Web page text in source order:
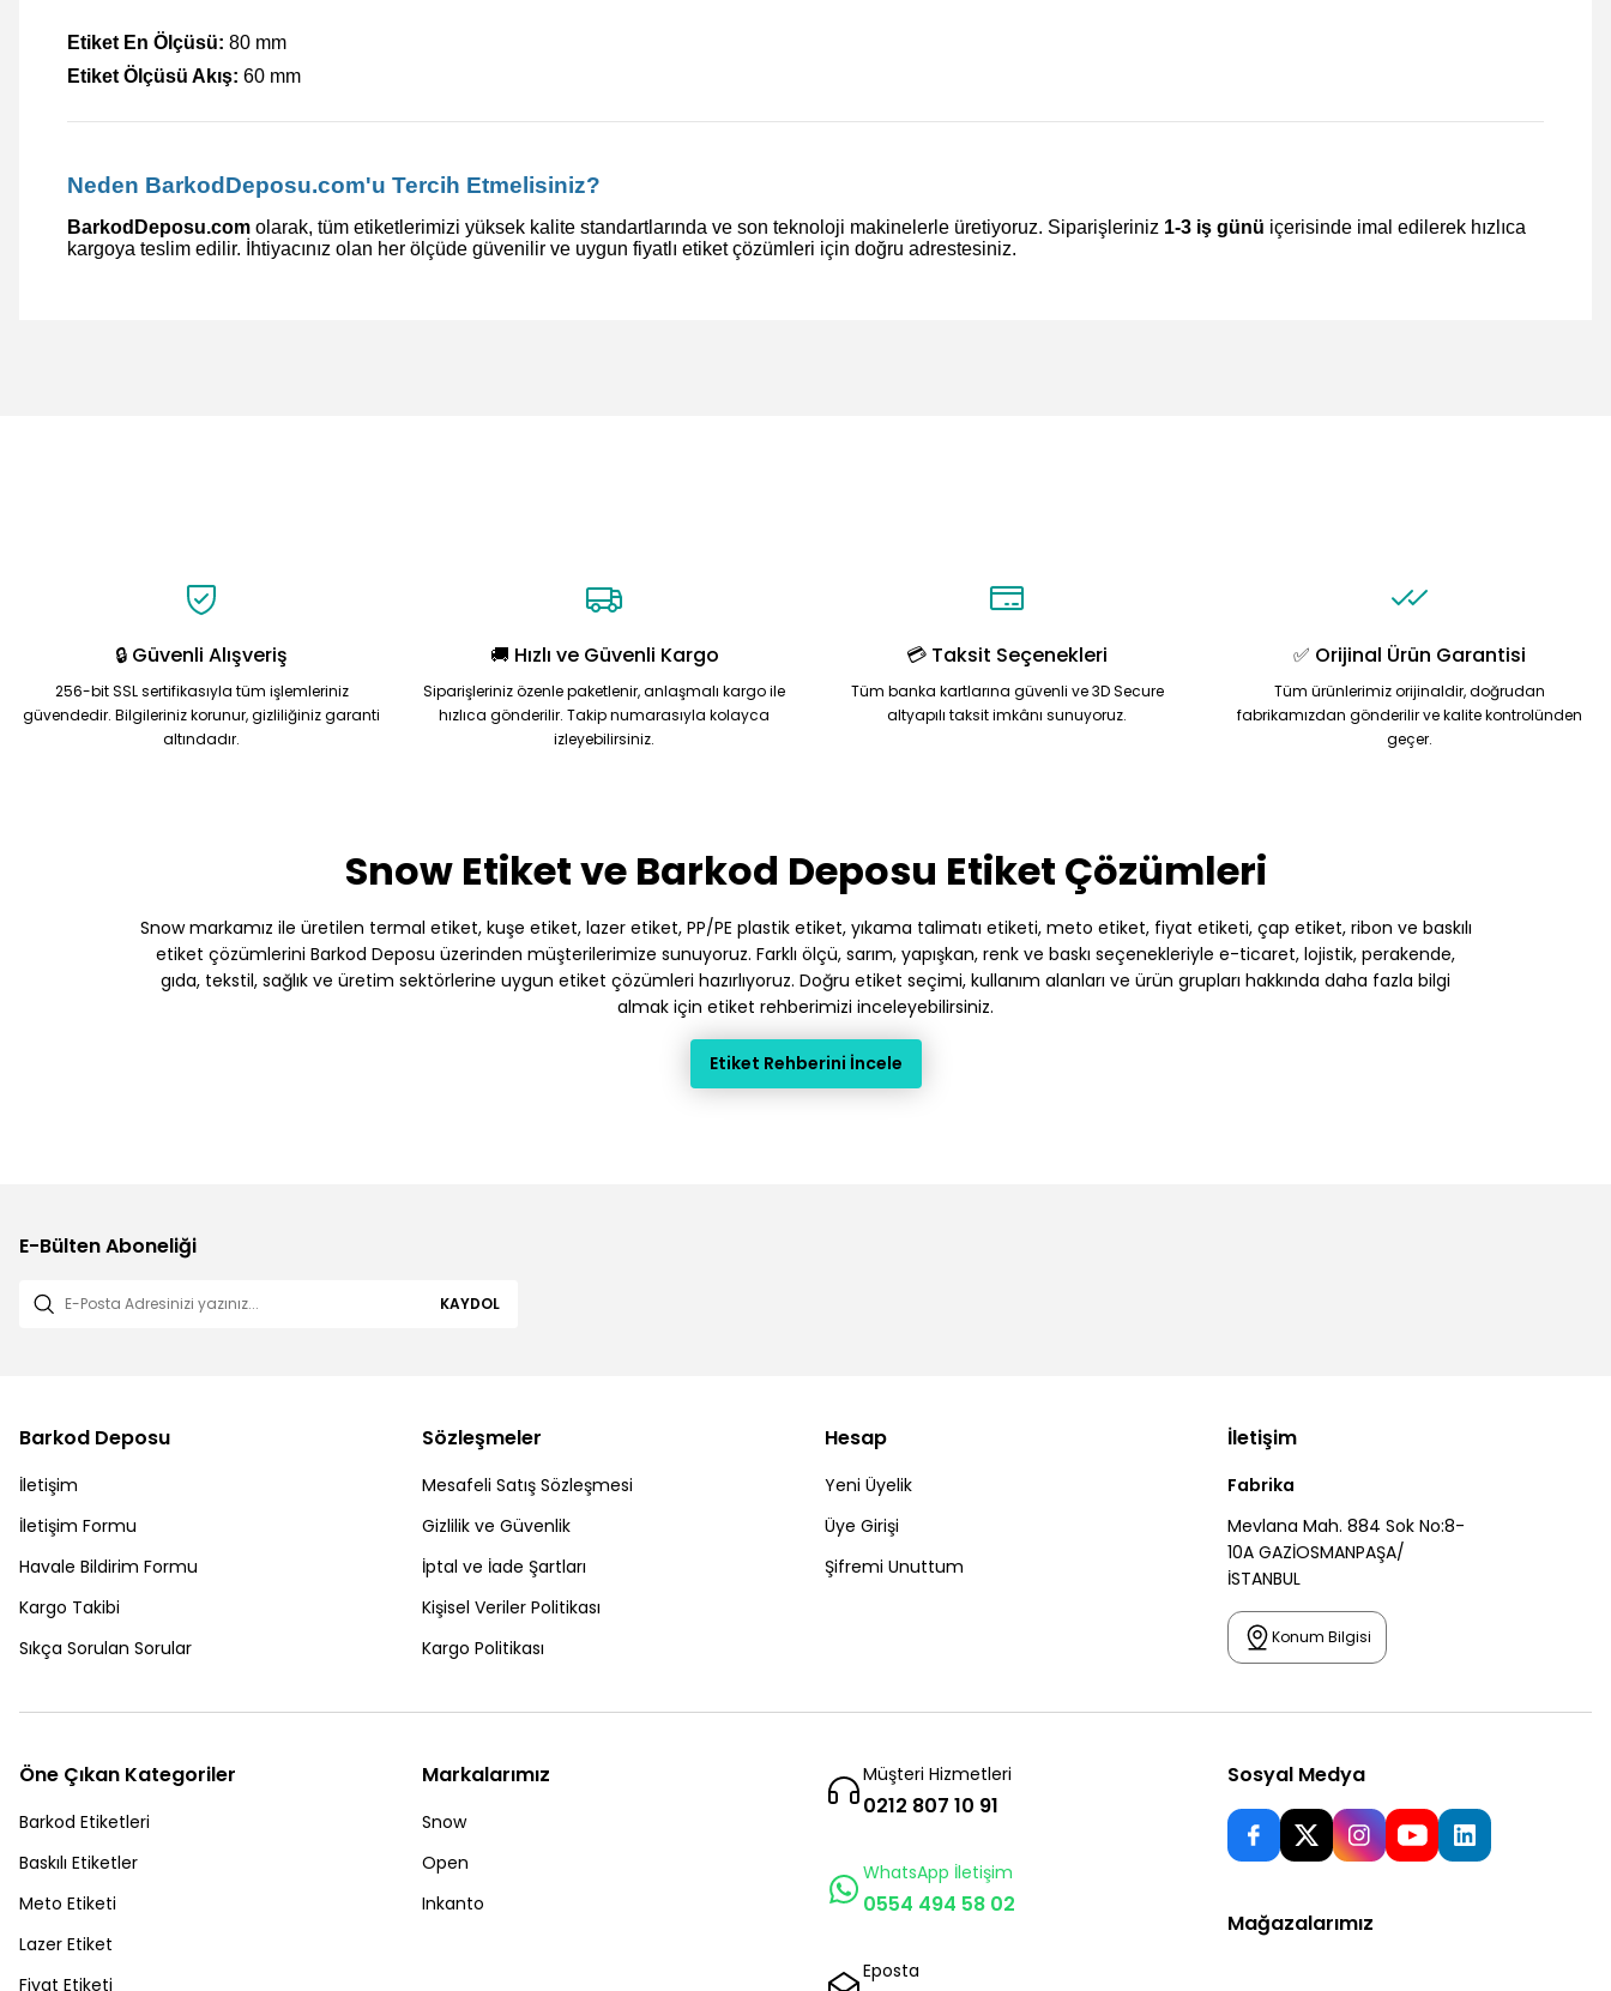
Etiket En Ölçüsü: 80 mm
Etiket Ölçüsü Akış: 60 mm
Neden BarkodDeposu.com'u Tercih Etmelisiniz?
BarkodDeposu.com olarak, tüm etiketlerimizi yüksek kalite standartlarında ve son teknoloji makinelerle üretiyoruz. Siparişleriniz 1-3 iş günü içerisinde imal edilerek hızlıca
kargoya teslim edilir. İhtiyacınız olan her ölçüde güvenilir ve uygun fiyatlı etiket çözümleri için doğru adrestesiniz.
Bu ürüne benzer farklı alternatifler olmalı.
🔒 Güvenli Alışveriş
256-bit SSL sertifikasıyla tüm işlemleriniz
güvendedir. Bilgileriniz korunur, gizliliğiniz garanti
altındadır.
🚚 Hızlı ve Güvenli Kargo
Siparişleriniz özenle paketlenir, anlaşmalı kargo ile
hızlıca gönderilir. Takip numarasıyla kolayca
izleyebilirsiniz.
💳 Taksit Seçenekleri
Tüm banka kartlarına güvenli ve 3D Secure
altyapılı taksit imkânı sunuyoruz.
✅ Orijinal Ürün Garantisi
Tüm ürünlerimiz orijinaldir, doğrudan
fabrikamızdan gönderilir ve kalite kontrolünden
geçer.
Snow Etiket ve Barkod Deposu Etiket Çözümleri
Snow markamız ile üretilen termal etiket, kuşe etiket, lazer etiket, PP/PE plastik etiket, yıkama talimatı etiketi, meto etiket, fiyat etiketi, çap etiket, ribon ve baskılı
etiket çözümlerini Barkod Deposu üzerinden müşterilerimize sunuyoruz. Farklı ölçü, sarım, yapışkan, renk ve baskı seçenekleriyle e-ticaret, lojistik, perakende,
gıda, tekstil, sağlık ve üretim sektörlerine uygun etiket çözümleri hazırlıyoruz. Doğru etiket seçimi, kullanım alanları ve ürün grupları hakkında daha fazla bilgi
almak için etiket rehberimizi inceleyebilirsiniz.
Etiket Rehberini İncele
E-Bülten Aboneliği
KAYDOL
Barkod Deposu
İletişim
İletişim Formu
Havale Bildirim Formu
Kargo Takibi
Sıkça Sorulan Sorular
Sözleşmeler
Mesafeli Satış Sözleşmesi
Gizlilik ve Güvenlik
İptal ve İade Şartları
Kişisel Veriler Politikası
Kargo Politikası
Hesap
Yeni Üyelik
Üye Girişi
Şifremi Unuttum
İletişim
Fabrika
Mevlana Mah. 884 Sok No:8-
10A GAZİOSMANPAŞA/
İSTANBUL
Konum Bilgisi
Öne Çıkan Kategoriler
Barkod Etiketleri
Baskılı Etiketler
Meto Etiketi
Lazer Etiket
Fiyat Etiketi
Markalarımız
Snow
Open
Inkanto
Müşteri Hizmetleri
0212 807 10 91
WhatsApp İletişim
0554 494 58 02
Eposta
Sosyal Medya
Mağazalarımız